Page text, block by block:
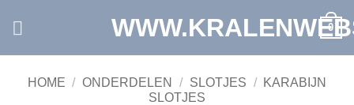
0
HOME / ONDERDELEN / SLOTJES /
KARABIJN
SLOTJES